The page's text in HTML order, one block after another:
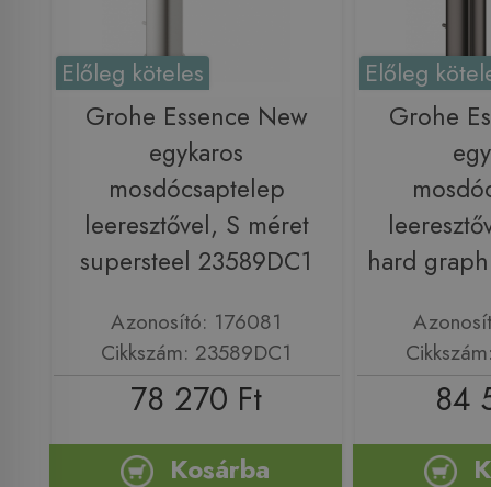
Előleg köteles
Grohe Essence New
egykaros
mosdócsaptelep
leeresztővel, S méret
supersteel 23589DC1
Azonosító: 176081
Cikkszám: 23589DC1
78 270 Ft
Kosárba
Előleg
Grohe
hard
84